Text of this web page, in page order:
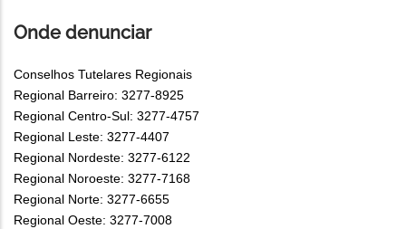
Onde denunciar
Conselhos Tutelares Regionais
Regional Barreiro: 3277-8925
Regional Centro-Sul: 3277-4757
Regional Leste: 3277-4407
Regional Nordeste: 3277-6122
Regional Noroeste: 3277-7168
Regional Norte: 3277-6655
Regional Oeste: 3277-7008